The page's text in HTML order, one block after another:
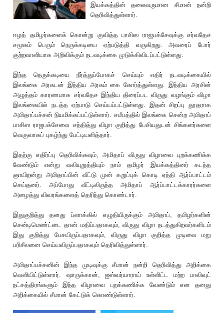
இயக்கத்தின் தலைவருமான சீமான் நன்றி
தெ‌ரிவித்துள்ளார்.
ஈழத் தமிழர்களை‌க் கொன்று குவித்த பாசிஸ ராஜபக்சேவுக்கு சர்வதேச
சமூகம் பெரும் நெருக்கடியை ஏற்படுத்தி வருகிறது. அவரை‌ப் போர்
குற்றவாளியாக அறிவிக்கும் நடவடிக்கை முடுக்கிவிடப்பட்டுள்ளது.
இந்த நெருக்கடியை நீர்த்துப்போகச் செய்யும் எதிர் நடவடிக்கையில்
இலங்கை அரசுடன் இந்திய அரசும் கை கோர்த்துள்ளது. இந்திய அரசின்
அழுத்தம் காரணமாக சர்வதேச இந்திய திரைப்பட விருது வழங்கும் விழா
இலங்கையில் நடத்த ஏற்பாடு செய்யப்பட்டுள்ளது. இதன் சிறப்பு தூதராக
அமிதாப்பச்சன் நியமிக்கப்பட்டுள்ளார். சமீபத்தில் இலங்கை சென்ற அமிதாப்
பாசிஸ ராஜபக்சேவை சந்தித்து விழா குறித்து பேசியதுடன் சிங்களர்களை
வெகுவாகப் புகழ்ந்து பேட்டியளித்தார்.
இதற்கு எதிர்ப்பு தெ‌ரிவிக்கவும், அமிதாப் விருது விழாவை புறக்கணிக்க
வேண்டும் என்று வலியுறுத்தியும் நாம் தமிழர் இயக்கத்தினர் கடந்த
ஞாயிறன்று அமிதாப்பின் வீட்டு முன் கறுப்பு‌க் கொடி ஏந்தி ஆர்ப்பாட்டம்
செய்தனர். அப்போது வீட்டிலிருந்த அமிதாப் ஆர்ப்பாட்டக்காரர்களை
அழைத்து விவரங்களை‌த் தெ‌ரிந்து கொண்டார்.
இதுகுறித்து தனது ப்ளாக்கில் எழுதியிருக்கும் அமிதாப், தமிழர்களின்
சென்டிமெண்‌ட்டை தான் மதிப்பதாகவும், விருது விழா நடத்துகிறவர்களிடம்
இது குறித்து பேசயிருப்பதாகவும், விருது விழா குறித்த முடிவை மறு
ப‌ரிசீலனை செய்யவிருப்பதாகவும் தெ‌ரிவித்துள்ளார்.
அமிதாப்பச்சனின் இந்த முடிவுக்கு சீமான் நன்றி தெ‌ரிவித்து அறிக்கை
வெளியிட்டுள்ளார். ஷாருக்கான், ஐஸ்வர்யாராய் உள்ளிட்ட மற்ற பாலிவுட்
நட்சத்திரங்களும் இந்த விழாவை புறக்கணிக்க வேண்டும் என தனது
அறிக்கையில் சீமான் கேட்டுக் கொண்டுள்ளார்.